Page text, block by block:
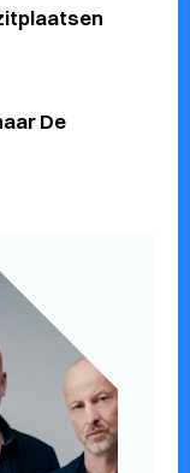
De